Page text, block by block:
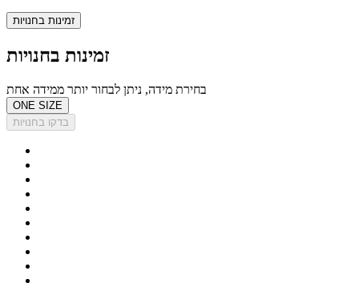
זמינות בחנויות
זמינות בחנויות
בחירת מידה, ניתן לבחור יותר ממידה אחת
ONE SIZE
בדקו בחנויות